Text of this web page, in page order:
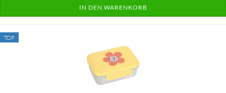
IN DEN WARENKORB
TOP